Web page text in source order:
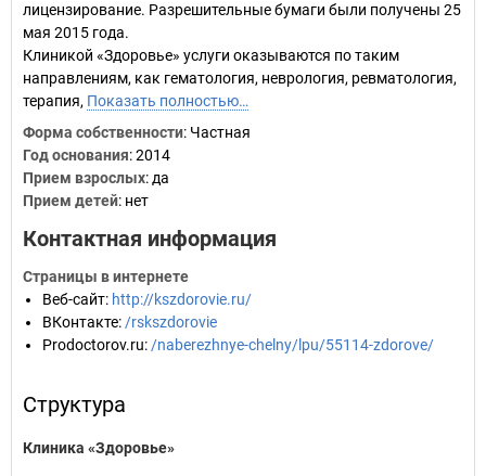
лицензирование. Разрешительные бумаги были получены 25
мая 2015 года.
Клиникой «Здоровье» услуги оказываются по таким
направлениям, как гематология, неврология, ревматология,
терапия, Показать полностью…
Форма собственности: Частная
Год основания:2014
Прием взрослых: да
Прием детей: нет
Контактная информация
Страницы в интернете
Веб-сайт: http://kszdorovie.ru/
ВКонтакте: /rskszdorovie
Prodoctorov.ru: /naberezhnye-chelny/lpu/55114-zdorove/
Структура
Клиника «Здоровье»